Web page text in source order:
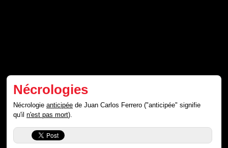
Nécrologies
Nécrologieanticipée de Juan Carlos Ferrero ("anticipée" signifie
qu'iln'est pas mort).